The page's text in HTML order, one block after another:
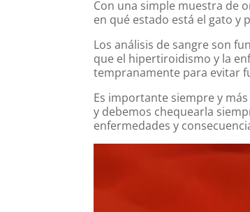
Con una simple muestra de
en qué estado está el gato y
Los análisis de sangre son
que el hipertiroidismo y la
tempranamente para evitar
Es importante siempre y
y debemos chequearla
enfermedades y